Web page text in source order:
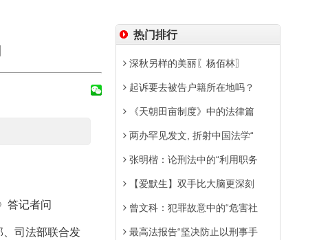
答记者问
、司法部联合发
热门排行
深秋另样的美丽〖杨佰林〗
起诉要去被告户籍所在地吗？
《天朝田亩制度》中的法律篇
两办罕见发文, 折射中国法学“
张明楷：论刑法中的“利用职务
【爱默生】双手比大脑更深刻
曾文科：犯罪故意中的“危害社
最高法报告“坚决防止以刑事手